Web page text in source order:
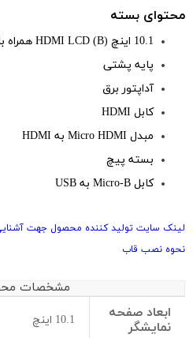
محتوای بسته
10.1 اینچ HDMI LCD (B) همراه
پایه پشتی
آداپتور برق
کابل HDMI
مبدل HDMI به Micro HDMI
بسته پیچ
کابل USB به Micro-B
لینک سایت تولید کننده محصول جهت
نحوه نصب قاب
مشخصات
ابعاد صفحه
نمایشگر
10.1 اینچ